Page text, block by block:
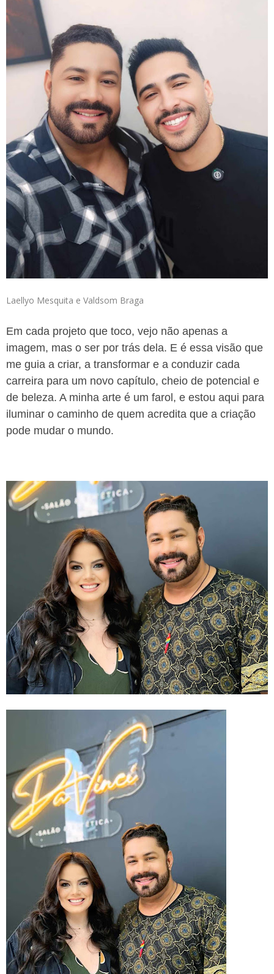
Laellyo Mesquita e Valdsom Braga
Em cada projeto que toco, vejo não apenas a
imagem, mas o ser por trás dela. E é essa visão que
me guia a criar, a transformar e a conduzir cada
carreira para um novo capítulo, cheio de potencial e
de beleza. A minha arte é um farol, e estou aqui para
iluminar o caminho de quem acredita que a criação
pode mudar o mundo.